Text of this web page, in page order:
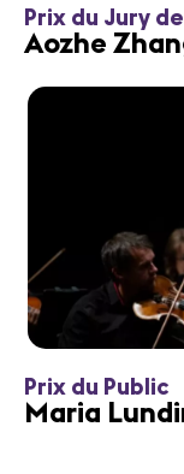
Prix du Jury
Aozhe
Prix du Public
Maria